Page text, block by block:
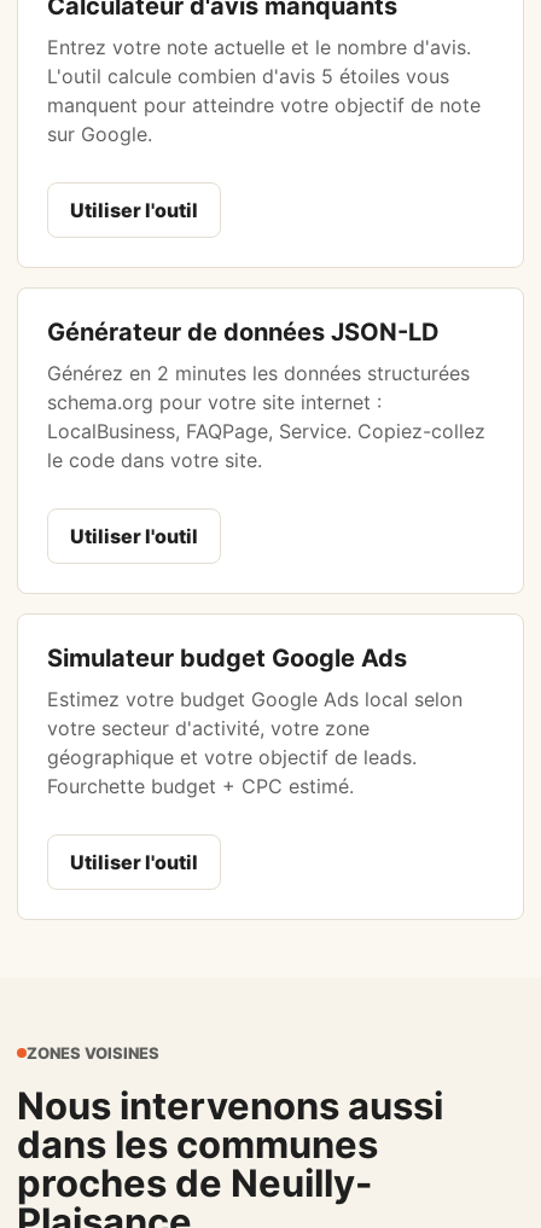
Calculateur d'avis manquants
Entrez votre note actuelle et le nombre d'avis.
L'outil calcule combien d'avis 5 étoiles vous
manquent pour atteindre votre objectif de note
sur Google.
Utiliser l'outil
Générateur de données JSON-LD
Générez en 2 minutes les données structurées
schema.org pour votre site internet :
LocalBusiness, FAQPage, Service. Copiez-collez
le code dans votre site.
Utiliser l'outil
Simulateur budget Google Ads
Estimez votre budget Google Ads local selon
votre secteur d'activité, votre zone
géographique et votre objectif de leads.
Fourchette budget + CPC estimé.
Utiliser l'outil
ZONES VOISINES
Nous intervenons aussi
dans les communes
proches de Neuilly-